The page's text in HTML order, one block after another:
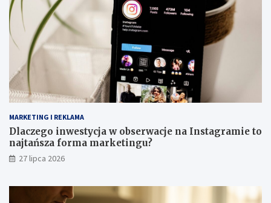
MARKETING I REKLAMA
Dlaczego inwestycja w obserwacje na Instagramie to
najtańsza forma marketingu?
27 lipca 2026